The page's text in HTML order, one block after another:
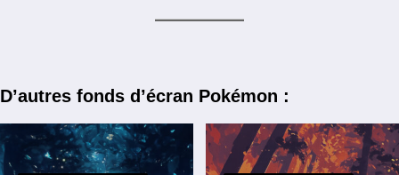
D’autres fonds d’écran Pokémon :